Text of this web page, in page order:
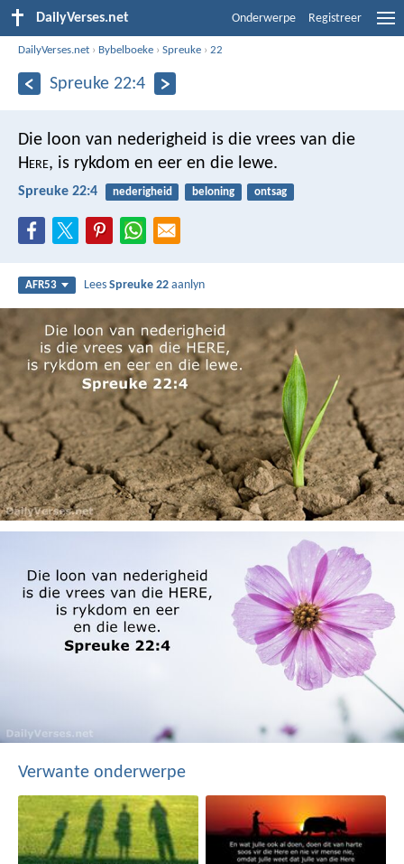
DailyVerses.net Onderwerpe Registreer
DailyVerses.net › Bybelboeke ›Spreuke ›22
Spreuke 22:4
Die loon van nederigheid is die vrees van die
Here, is rykdom en eer en die lewe.
Spreuke 22:4 nederigheid beloning ontsag
AFR53 LeesSpreuke 22 aanlyn
Verwante onderwerpe